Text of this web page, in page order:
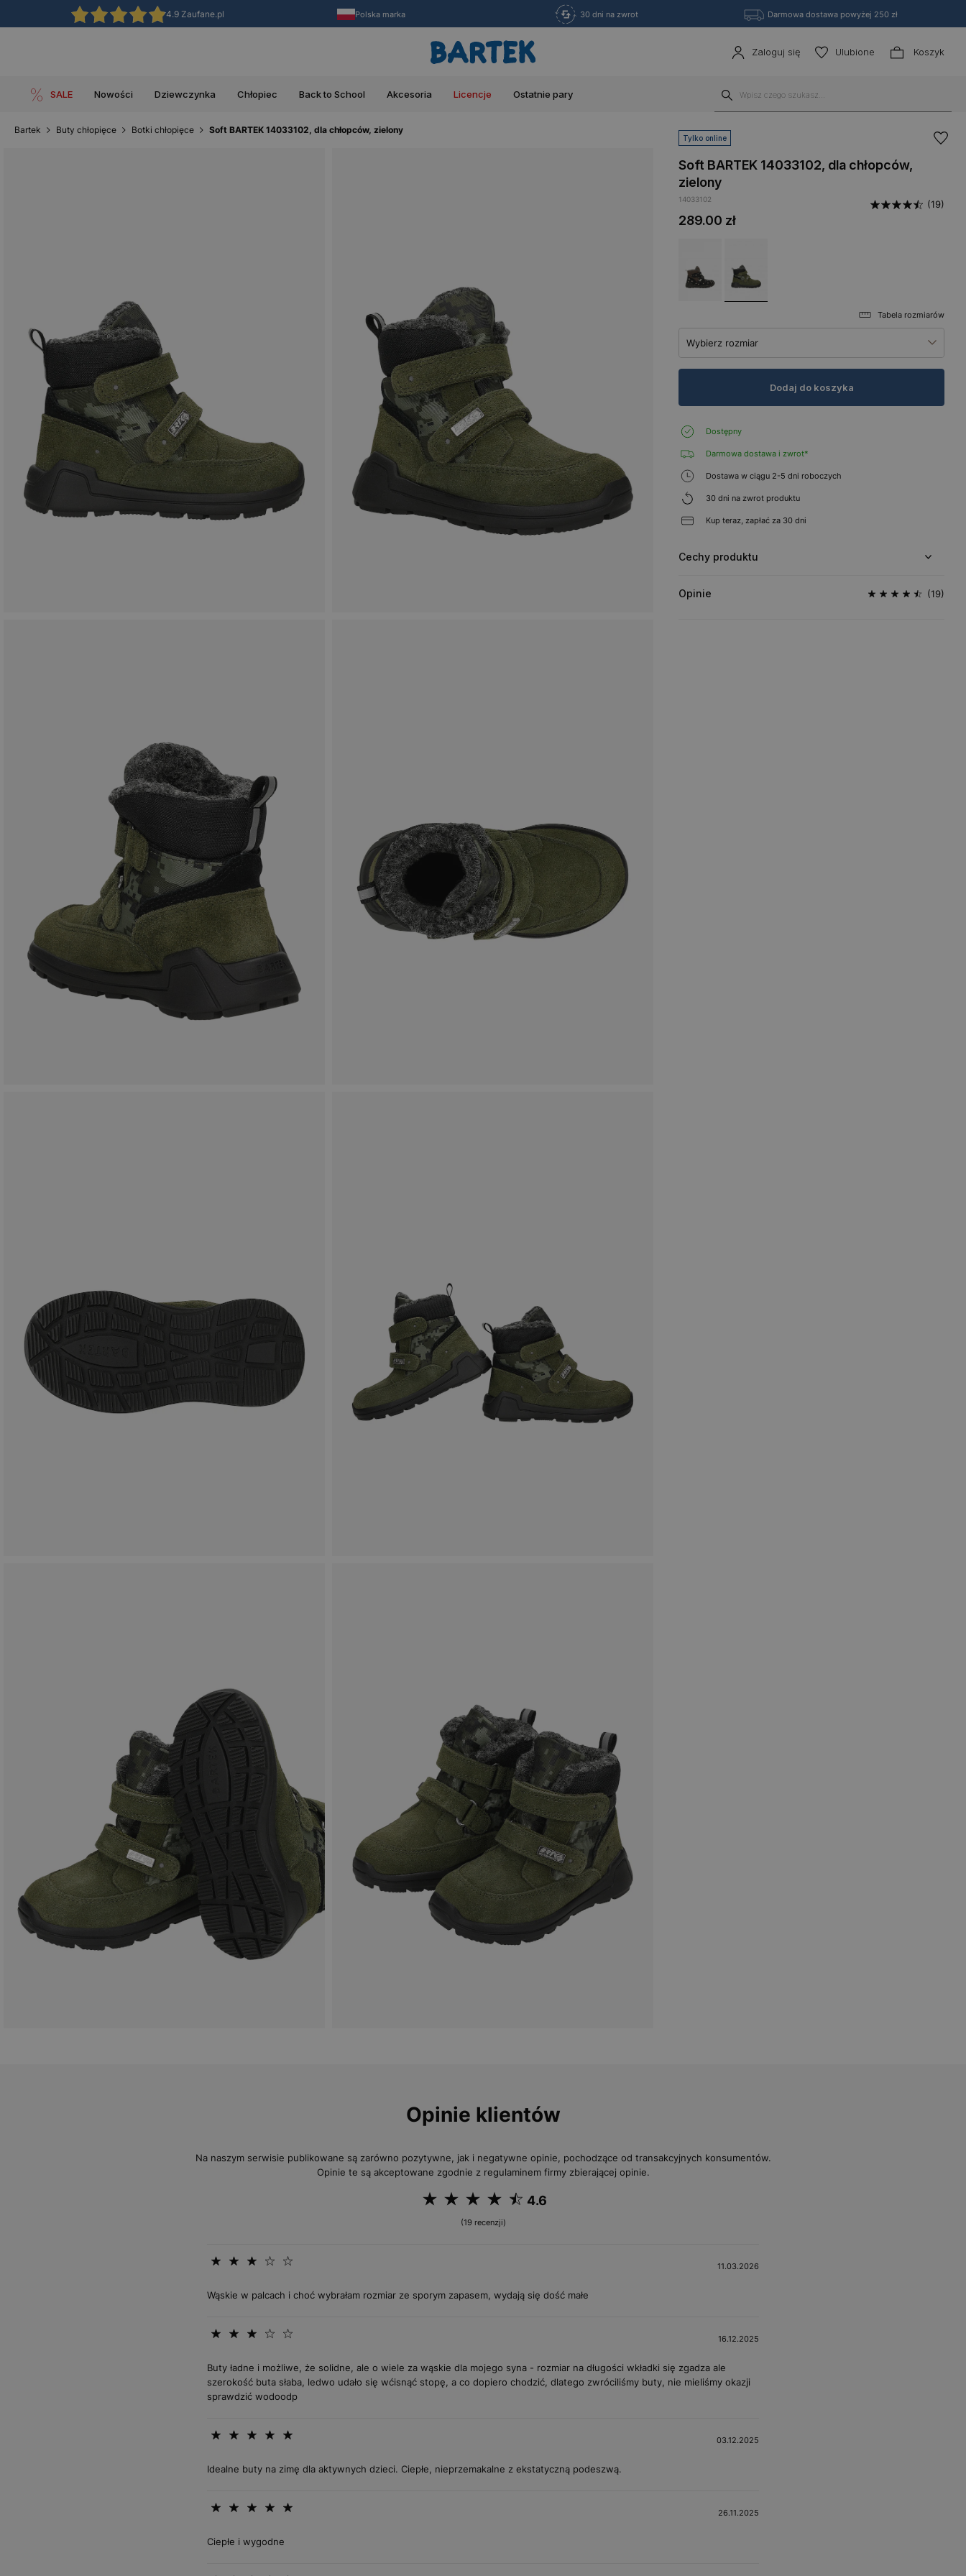
4.9 Zaufane.pl Polska marka 30 dni na zwrot Darmowa dostawa powyżej 250 zł
Zaloguj się Ulubione Koszyk
SALE Nowości Dziewczynka Chłopiec Back to School Akcesoria Licencje Ostatnie pary
Bartek Buty chłopięce Botki chłopięce Soft BARTEK 14033102, dla chłopców, zielony
Tylko online
Soft BARTEK 14033102, dla chłopców,
zielony
14033102 (19)
289.00 zł
Tabela rozmiarów
Wybierz rozmiar
Dodaj do koszyka
Dostępny
Darmowa dostawa i zwrot*
Dostawa w ciągu 2-5 dni roboczych
30 dni na zwrot produktu
Kup teraz, zapłać za 30 dni
Cechy produktu
Opinie (19)
Opinie klientów
Na naszym serwisie publikowane są zarówno pozytywne, jak i negatywne opinie, pochodzące od transakcyjnych konsumentów.
Opinie te są akceptowane zgodnie z regulaminem firmy zbierającej opinie.
4.6
(19 recenzji)
11.03.2026
Wąskie w palcach i choć wybrałam rozmiar ze sporym zapasem, wydają się dość małe
16.12.2025
Buty ładne i możliwe, że solidne, ale o wiele za wąskie dla mojego syna - rozmiar na długości wkładki się zgadza ale
szerokość buta słaba, ledwo udało się wćisnąć stopę, a co dopiero chodzić, dlatego zwróciliśmy buty, nie mieliśmy okazji
sprawdzić wodoodp
03.12.2025
Idealne buty na zimę dla aktywnych dzieci. Ciepłe, nieprzemakalne z ekstatyczną podeszwą.
26.11.2025
Ciepłe i wygodne